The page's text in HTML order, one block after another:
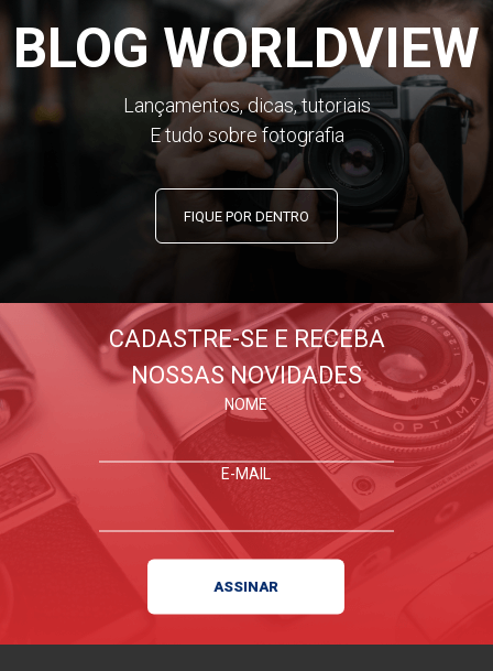
BLOG WORLDVIEW
Lançamentos, dicas, tutoriais
E tudo sobre fotografia
FIQUE POR DENTRO
CADASTRE-SE E RECEBA
NOSSAS NOVIDADES
NOME
E-MAIL